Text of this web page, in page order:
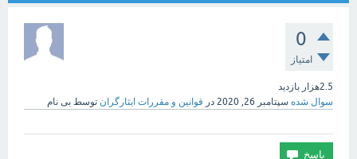
0
امتیاز
2.5هزار
بازدید
سوال شده سپتامبر 26, 2020 در قوانین و مقررات ایثارگران توسط بی نام